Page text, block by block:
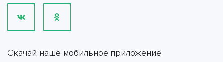
Скачай наше мобильное приложение